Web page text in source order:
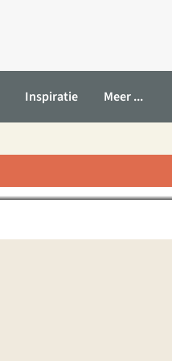
Inspiratie Meer ...